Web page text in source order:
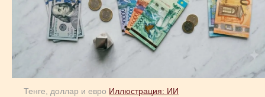
Геополитика
Исследования
Тенге, доллар и евро Иллюстрация: ИИ